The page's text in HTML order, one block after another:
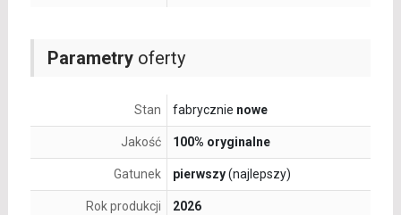
Parametryoferty
Stan fabrycznie nowe
Jakość 100% oryginalne
Gatunek pierwszy(najlepszy)
Rok produkcji 2026